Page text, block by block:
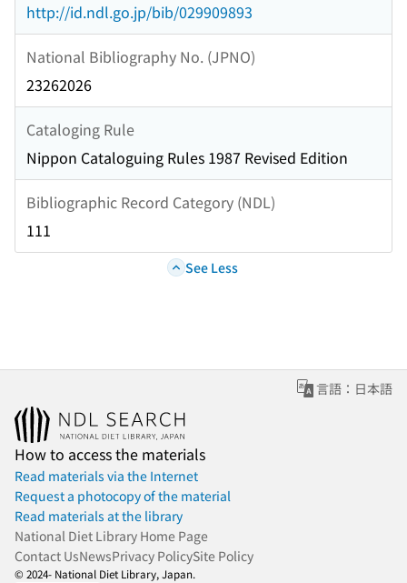
http://id.ndl.go.jp/bib/029909893
National Bibliography No. (JPNO)
23262026
Cataloging Rule
Nippon Cataloguing Rules 1987 Revised Edition
Bibliographic Record Category (NDL)
111
See Less
言語：日本語
How to access the materials
Read materials via the Internet
Request a photocopy of the material
Read materials at the library
National Diet Library Home Page
Contact UsNewsPrivacy PolicySite Policy
© 2024- National Diet Library, Japan.